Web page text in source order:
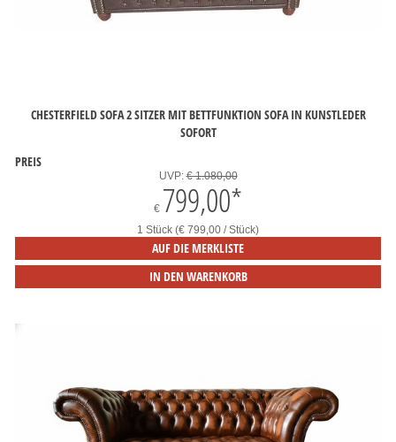
CHESTERFIELD SOFA 2 SITZER MIT BETTFUNKTION SOFA IN KUNSTLEDER
SOFORT
PREIS
UVP:€ 1.080,00
€ 799,00*
1 Stück (€ 799,00 / Stück)
AUF DIE MERKLISTE
IN DEN WARENKORB